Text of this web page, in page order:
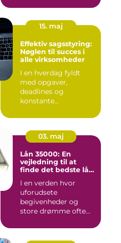
15. maj
Effektiv sagsstyring:
Nøglen til succes i
alle virksomheder
I en hverdag fyldt
med opgaver,
deadlines og
konstante
effektivitet, er
sagsstyrin...
03. maj
Lån 35000: En
vejledning til at
finde det bedste lån
I en verden hvor
uforudsete
begivenheder og
store drømme ofte
økonomisk
indsprøjtni...